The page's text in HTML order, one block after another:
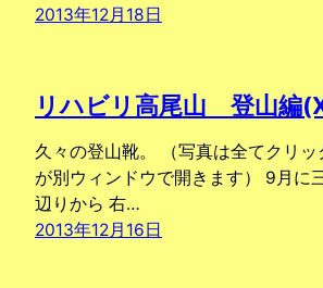
2013年12月18日
リハビリ高尾山 登山編
久々の登山靴。 （写真は全てクリ
が別ウィンドウで開きます） 9月に
辺りから 右…
2013年12月16日